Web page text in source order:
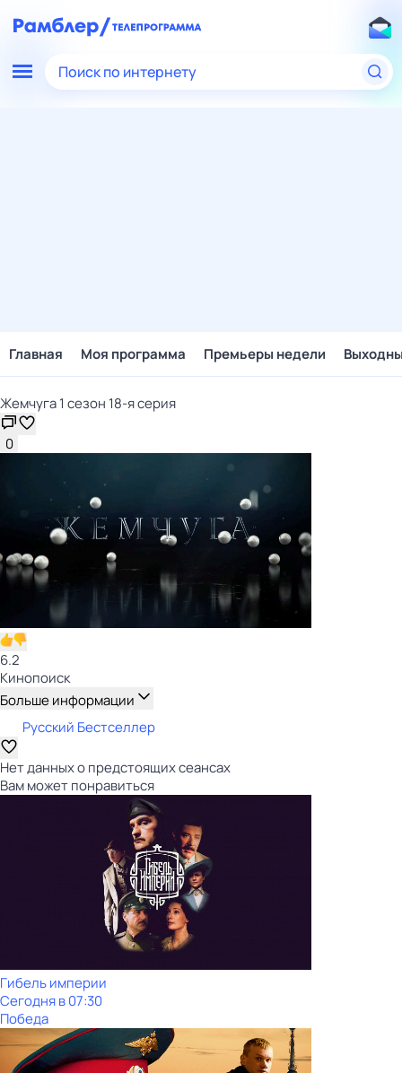
Поиск по интернету
Главная Моя программа Премьеры недели
Жемчуга 1 сезон 18-я серия
0
6.2
Кинопоиск
Больше информации
Русский Бестселлер
Нет данных о предстоящих сеансах
Вам может понравиться
Гибель империи
Сегодня в 07:30
Победа